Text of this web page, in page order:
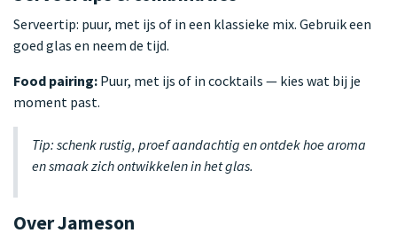
Serveertip: puur, met ijs of in een klassieke mix. Gebruik een
goed glas en neem de tijd.
Food pairing: Puur, met ijs of in cocktails — kies wat bij je
moment past.
Tip: schenk rustig, proef aandachtig en ontdek hoe aroma
en smaak zich ontwikkelen in het glas.
Over Jameson